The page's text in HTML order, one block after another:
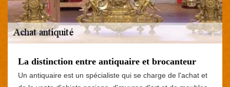
La distinction entre antiquaire et brocanteur
Un antiquaire est un spécialiste qui se charge de l'achat et